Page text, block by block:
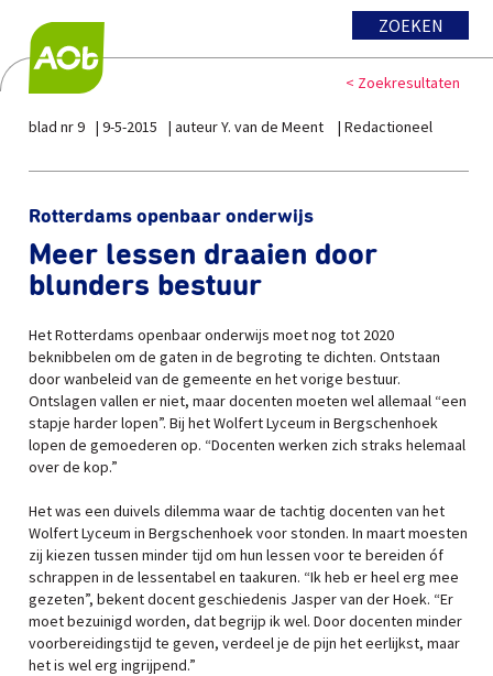
ZOEKEN
< Zoekresultaten
blad nr 9 9-5-2015 auteur Y. van de Meent Redactioneel
Rotterdams openbaar onderwijs
Meer lessen draaien door
blunders bestuur
Het Rotterdams openbaar onderwijs moet nog tot 2020
beknibbelen om de gaten in de begroting te dichten. Ontstaan
door wanbeleid van de gemeente en het vorige bestuur.
Ontslagen vallen er niet, maar docenten moeten wel allemaal “een
stapje harder lopen”. Bij het Wolfert Lyceum in Bergschenhoek
lopen de gemoederen op. “Docenten werken zich straks helemaal
over de kop.”
Het was een duivels dilemma waar de tachtig docenten van het
Wolfert Lyceum in Bergschenhoek voor stonden. In maart moesten
zij kiezen tussen minder tijd om hun lessen voor te bereiden óf
schrappen in de lessentabel en taakuren. “Ik heb er heel erg mee
gezeten”, bekent docent geschiedenis Jasper van der Hoek. “Er
moet bezuinigd worden, dat begrijp ik wel. Door docenten minder
voorbereidingstijd te geven, verdeel je de pijn het eerlijkst, maar
het is wel erg ingrijpend.”